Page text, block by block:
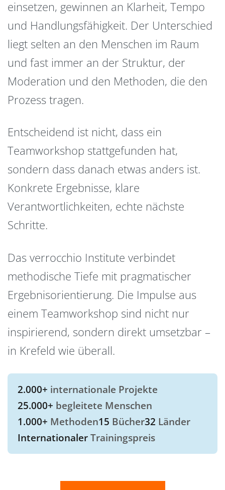
einsetzen, gewinnen an Klarheit, Tempo
und Handlungsfähigkeit. Der Unterschied
liegt selten an den Menschen im Raum
und fast immer an der Struktur, der
Moderation und den Methoden, die den
Prozess tragen.
Entscheidend ist nicht, dass ein
Teamworkshop stattgefunden hat,
sondern dass danach etwas anders ist.
Konkrete Ergebnisse, klare
Verantwortlichkeiten, echte nächste
Schritte.
Das verrocchio Institute verbindet
methodische Tiefe mit pragmatischer
Ergebnisorientierung. Die Impulse aus
einem Teamworkshop sind nicht nur
inspirierend, sondern direkt umsetzbar –
in Krefeld wie überall.
2.000+ internationale Projekte
25.000+ begleitete Menschen
1.000+ Methoden15 Bücher32 Länder
InternationalerTrainingspreis